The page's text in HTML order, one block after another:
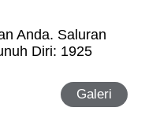
Anda. Saluran
Diri: 1925
Galeri